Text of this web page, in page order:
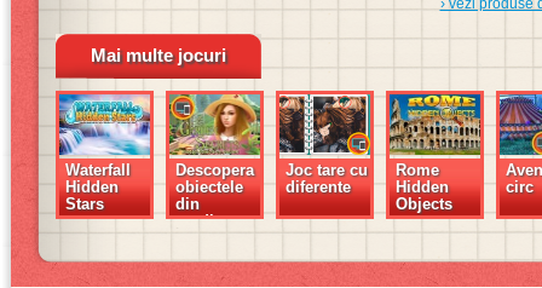
› vezi produse
Mai multe jocuri
Waterfall
Hidden
Stars
Descopera
obiectele
din
gradina
Joc tare cu
diferente
Rome
Hidden
Objects
circ